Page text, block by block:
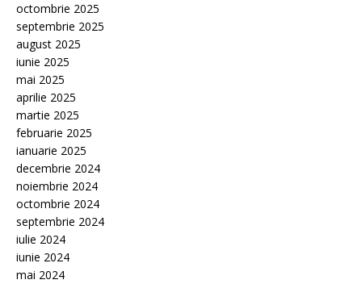
octombrie 2025
septembrie 2025
august 2025
iunie 2025
mai 2025
aprilie 2025
martie 2025
februarie 2025
ianuarie 2025
decembrie 2024
noiembrie 2024
octombrie 2024
septembrie 2024
iulie 2024
iunie 2024
mai 2024